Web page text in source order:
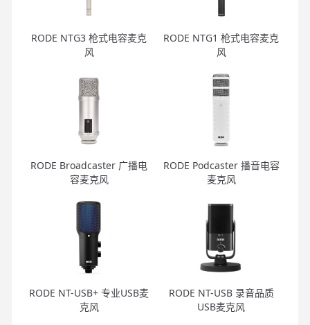
RODE NTG3 枪式电容麦克
风
RODE NTG1 枪式电容麦克
风
RODE Broadcaster 广播电
容麦克风
RODE Podcaster 播音电容
麦克风
RODE NT-USB+ 专业USB麦
克风
RODE NT-USB 录音品质
USB麦克风